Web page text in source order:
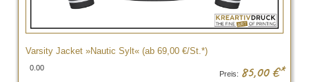
Varsity Jacket »Nautic Sylt« (ab 69,00 €/St.*)
0.00
Preis: 85,00 €*